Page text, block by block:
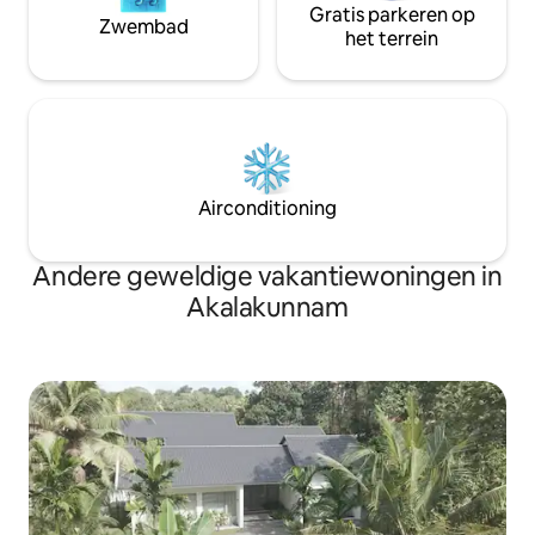
Zwembad
Gratis parkeren op
het terrein
Airconditioning
Andere geweldige vakantiewoningen in
Akalakunnam